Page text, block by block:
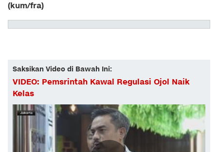
(kum/fra)
Saksikan Video di Bawah Ini:
VIDEO: Pemsrintah Kawal Regulasi Ojol Naik
Kelas